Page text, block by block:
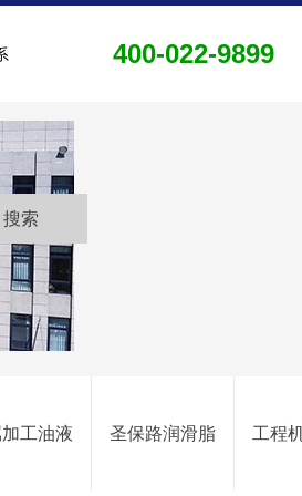
400-022-9899
工油液 圣保路润滑脂 工程